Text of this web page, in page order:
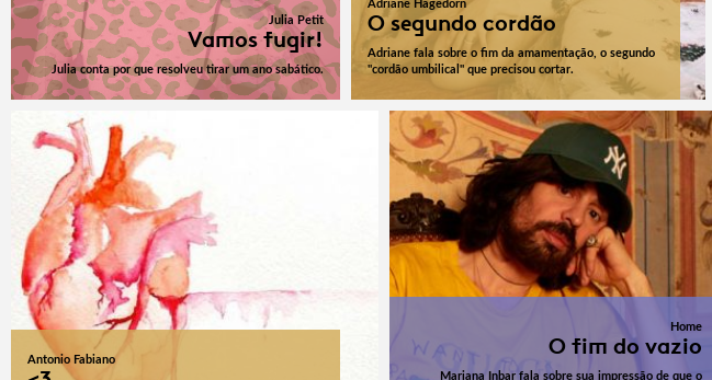
Julia Petit
Vamos fugir!
Julia conta por que resolveu tirar um ano sabático.
Adriane Hagedorn
O segundo cordão
Adriane fala sobre o fim da amamentação, o segundo
"cordão umbilical" que precisou cortar.
Antonio Fabiano
Home
O fim do vazio
Mariana Inbar fala sobre sua impressão de que o